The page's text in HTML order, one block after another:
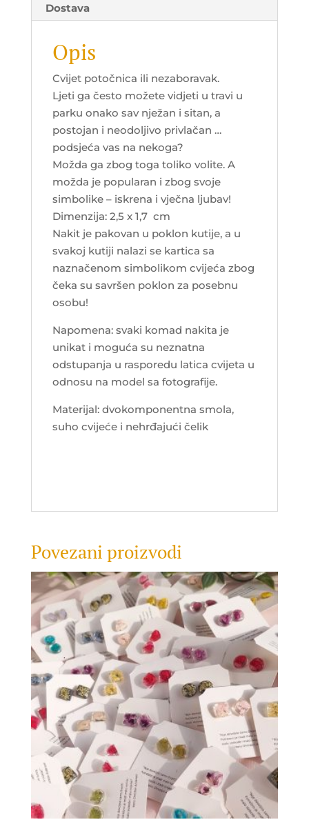
Dostava
Opis
Cvijet potočnica ili nezaboravak.
Ljeti ga često možete vidjeti u travi u
parku onako sav nježan i sitan, a
postojan i neodoljivo privlačan …
podsjeća vas na nekoga?
Možda ga zbog toga toliko volite. A
možda je popularan i zbog svoje
simbolike – iskrena i vječna ljubav!
Dimenzija: 2,5 x 1,7 cm
Nakit je pakovan u poklon kutije, a u
svakoj kutiji nalazi se kartica sa
naznačenom simbolikom cvijeća zbog
čeka su savršen poklon za posebnu
osobu!
Napomena: svaki komad nakita je
unikat i moguća su neznatna
odstupanja u rasporedu latica cvijeta u
odnosu na model sa fotografije.
Materijal: dvokomponentna smola,
suho cvijeće i nehrđajući čelik
Povezani proizvodi